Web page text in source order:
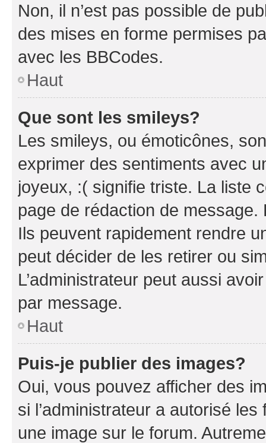
Non, il n’est pas possible de
des mises en forme permises
avec les BBCodes.
Haut
Que sont les smileys?
Les smileys, ou émoticônes,
exprimer des sentiments avec
joyeux, :( signifie triste. La liste
page de rédaction de
Ils peuvent rapidement rendre
peut décider de les retirer ou
L’administrateur peut aussi
par message.
Haut
Puis-je publier des images?
Oui, vous pouvez afficher des
si l’administrateur a autorisé
une image sur le forum.